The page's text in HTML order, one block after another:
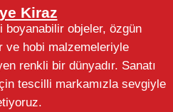
Kiraz
boyanabilir objeler, özgün
ve hobi malzemeleriyle
renkli bir dünyadır. Sanatı
tescilli markamızla sevgiyle